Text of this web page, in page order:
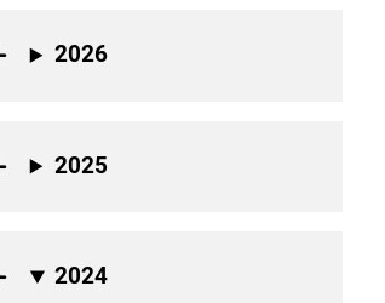
2026
2025
2024